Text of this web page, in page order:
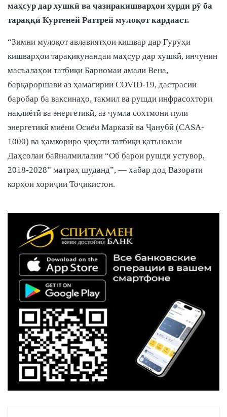
маҳсур дар хушкӣ ва ҷазиракишварҳои хурди рӯ ба
тараққӣ Куртеней Раттрей мулоқот кардааст.
“Зимни мулоқот авлавиятҳои кишвар дар Гурӯҳи
кишварҳои тарақикунандаи маҳсур дар хушкӣ, инчунин
масъалаҳои татбиқи Барномаи амали Вена,
барқароршавӣ аз ҳамагирии COVID-19, дастрасии
баробар ба ваксинаҳо, такмил ва рушди инфрасохтори
нақлиётӣ ва энергетикӣ, аз ҷумла сохтмони пули
энергетикӣ миёни Осиёи Марказӣ ва Ҷанубӣ (CASA-
1000) ва ҳамкориро ҷиҳати татбиқи қатъномаи
Даҳсолаи байналмилалии “Об барои рушди устувор,
2018-2028” матраҳ шуданд”, — хабар дод Вазорати
корҳои хориҷии Тоҷикистон.